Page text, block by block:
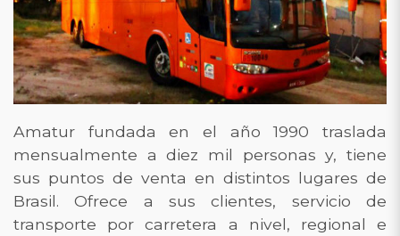
Amatur fundada en el año 1990 traslada
mensualmente a diez mil personas y, tiene
sus puntos de venta en distintos lugares de
Brasil. Ofrece a sus clientes, servicio de
transporte por carretera a nivel, regional e